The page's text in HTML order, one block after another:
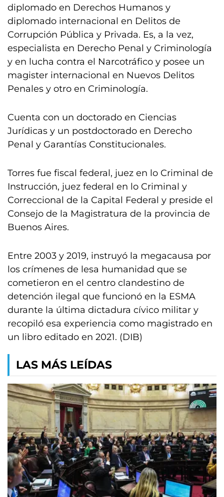
diplomado en Derechos Humanos y
diplomado internacional en Delitos de
Corrupción Pública y Privada. Es, a la vez,
especialista en Derecho Penal y Criminología
y en lucha contra el Narcotráfico y posee un
magister internacional en Nuevos Delitos
Penales y otro en Criminología.
Cuenta con un doctorado en Ciencias
Jurídicas y un postdoctorado en Derecho
Penal y Garantías Constitucionales.
Torres fue fiscal federal, juez en lo Criminal de
Instrucción, juez federal en lo Criminal y
Correccional de la Capital Federal y preside el
Consejo de la Magistratura de la provincia de
Buenos Aires.
Entre 2003 y 2019, instruyó la megacausa por
los crímenes de lesa humanidad que se
cometieron en el centro clandestino de
detención ilegal que funcionó en la ESMA
durante la última dictadura cívico militar y
recopiló esa experiencia como magistrado en
un libro editado en 2021. (DIB)
LAS MÁS LEÍDAS